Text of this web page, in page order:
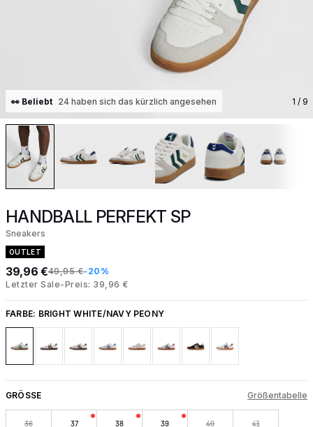
👀 Beliebt 24 haben sich das kürzlich angesehen 1 / 9
HANDBALL PERFEKT SP
Sneakers
OUTLET
39,96 €49,95 €-20%
Letzter Sale-Preis: 39,96 €
FARBE: BRIGHT WHITE/NAVY PEONY
GRÖSSE Größentabelle
36 37 38 39 40 41